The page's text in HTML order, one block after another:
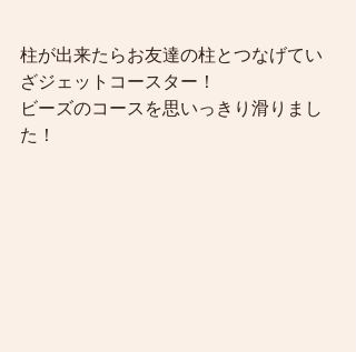
柱が出来たらお友達の柱とつなげてい
ざジェットコースター！
ビーズのコースを思いっきり滑りまし
た！